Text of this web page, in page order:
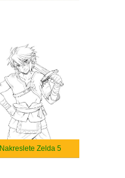
Nakreslete Zelda 5